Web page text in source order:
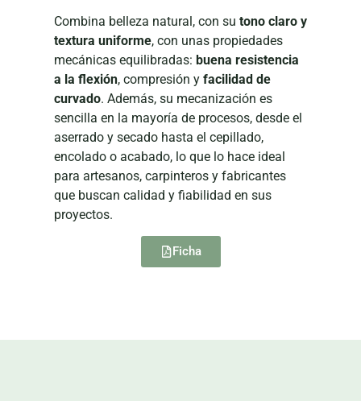
Combina belleza natural, con su tono claro y
textura uniforme, con unas propiedades
mecánicas equilibradas: buena resistencia
a la flexión, compresión y facilidad de
curvado. Además, su mecanización es
sencilla en la mayoría de procesos, desde el
aserrado y secado hasta el cepillado,
encolado o acabado, lo que lo hace ideal
para artesanos, carpinteros y fabricantes
que buscan calidad y fiabilidad en sus
proyectos.
Ficha